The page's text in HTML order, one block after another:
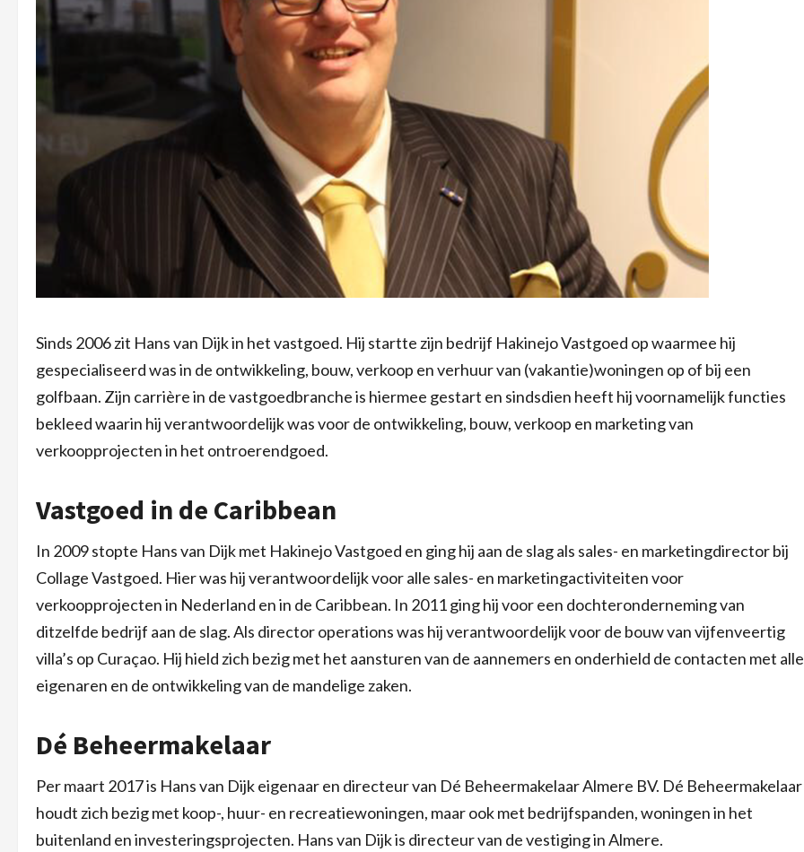
Sinds 2006 zit Hans van Dijk in het vastgoed. Hij startte zijn bedrijf Hakinejo Vastgoed op waarmee hij
gespecialiseerd was in de ontwikkeling, bouw, verkoop en verhuur van (vakantie)woningen op of bij een
golfbaan. Zijn carrière in de vastgoedbranche is hiermee gestart en sindsdien heeft hij voornamelijk functies
bekleed waarin hij verantwoordelijk was voor de ontwikkeling, bouw, verkoop en marketing van
verkoopprojecten in het ontroerendgoed.
Vastgoed in de Caribbean
In 2009 stopte Hans van Dijk met Hakinejo Vastgoed en ging hij aan de slag als sales- en marketingdirector bij
Collage Vastgoed. Hier was hij verantwoordelijk voor alle sales- en marketingactiviteiten voor
verkoopprojecten in Nederland en in de Caribbean. In 2011 ging hij voor een dochteronderneming van
ditzelfde bedrijf aan de slag. Als director operations was hij verantwoordelijk voor de bouw van vijfenveertig
villa’s op Curaçao. Hij hield zich bezig met het aansturen van de aannemers en onderhield de contacten met alle
eigenaren en de ontwikkeling van de mandelige zaken.
Dé Beheermakelaar
Per maart 2017 is Hans van Dijk eigenaar en directeur van Dé Beheermakelaar Almere BV. Dé Beheermakelaar
houdt zich bezig met koop-, huur- en recreatiewoningen, maar ook met bedrijfspanden, woningen in het
buitenland en investeringsprojecten. Hans van Dijk is directeur van de vestiging in Almere.